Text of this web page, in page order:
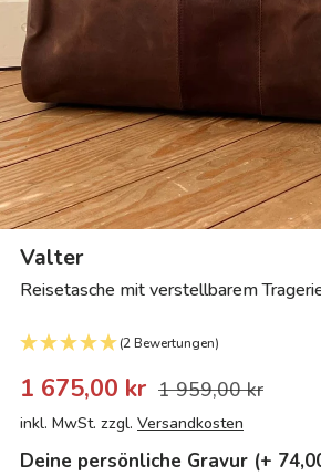
Valter
Reisetasche mit verstellbarem
(2 Bewertungen)
1 675,00 kr 1 959,00 kr
inkl. MwSt. zzgl. Versandkosten
Deine persönliche Gravur (+